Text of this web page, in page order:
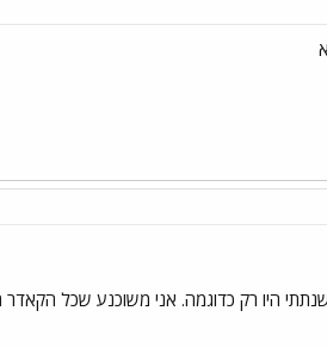
היו רק כדוגמה. אני משוכנע שכל הקאדר